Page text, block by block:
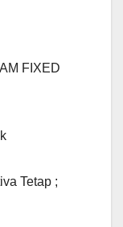
FIXED
Tetap ;